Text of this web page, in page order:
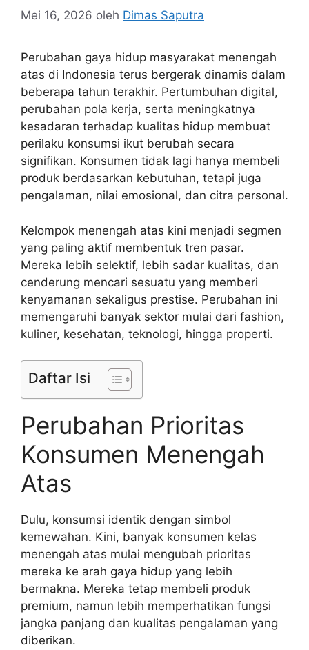
Mei 16, 2026 oleh Dimas Saputra
Perubahan gaya hidup masyarakat menengah
atas di Indonesia terus bergerak dinamis dalam
beberapa tahun terakhir. Pertumbuhan digital,
perubahan pola kerja, serta meningkatnya
kesadaran terhadap kualitas hidup membuat
perilaku konsumsi ikut berubah secara
signifikan. Konsumen tidak lagi hanya membeli
produk berdasarkan kebutuhan, tetapi juga
pengalaman, nilai emosional, dan citra personal.
Kelompok menengah atas kini menjadi segmen
yang paling aktif membentuk tren pasar.
Mereka lebih selektif, lebih sadar kualitas, dan
cenderung mencari sesuatu yang memberi
kenyamanan sekaligus prestise. Perubahan ini
memengaruhi banyak sektor mulai dari fashion,
kuliner, kesehatan, teknologi, hingga properti.
Daftar Isi
Perubahan Prioritas
Konsumen Menengah
Atas
Dulu, konsumsi identik dengan simbol
kemewahan. Kini, banyak konsumen kelas
menengah atas mulai mengubah prioritas
mereka ke arah gaya hidup yang lebih
bermakna. Mereka tetap membeli produk
premium, namun lebih memperhatikan fungsi
jangka panjang dan kualitas pengalaman yang
diberikan.